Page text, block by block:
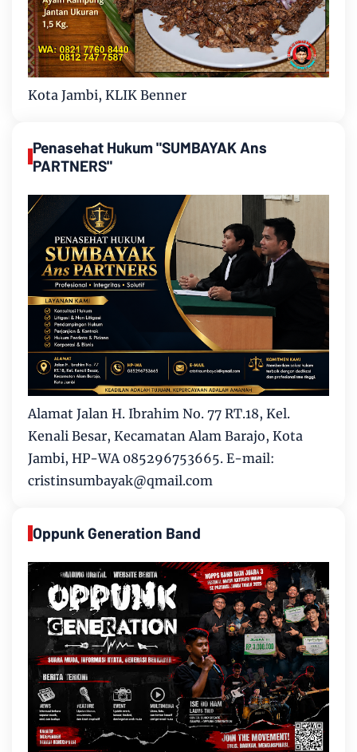
Kota Jambi, KLIK Benner
Penasehat Hukum "SUMBAYAK Ans
PARTNERS"
Alamat Jalan H. Ibrahim No. 77 RT.18, Kel.
Kenali Besar, Kecamatan Alam Barajo, Kota
Jambi, HP-WA 085296753665. E-mail:
cristinsumbayak@qmail.com
Oppunk Generation Band